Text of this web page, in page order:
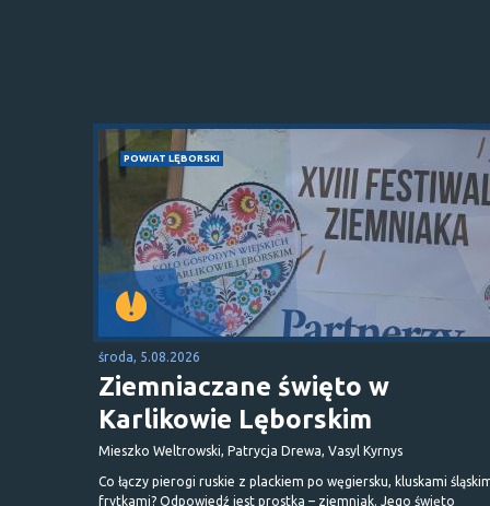
POWIAT LĘBORSKI
środa, 5.08.2026
Ziemniaczane święto w
Karlikowie Lęborskim
Mieszko Weltrowski, Patrycja Drewa, Vasyl Kyrnys
Co łączy pierogi ruskie z plackiem po węgiersku, kluskami
frytkami? Odpowiedź jest prostka – ziemniak. Jego święto